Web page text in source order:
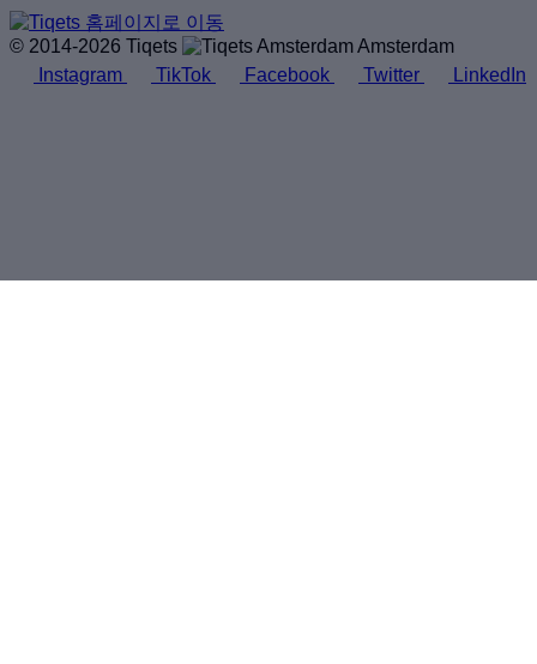
© 2014-2026 Tiqets
Amsterdam
Instagram
TikTok Facebook Twitter LinkedIn